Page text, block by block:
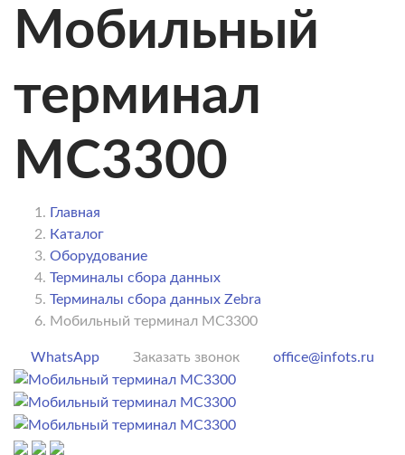
Мобильный
терминал
MC3300
Главная
Каталог
Оборудование
Терминалы сбора данных
Терминалы сбора данных Zebra
Мобильный терминал MC3300
WhatsApp Заказать звонок office@infots.ru